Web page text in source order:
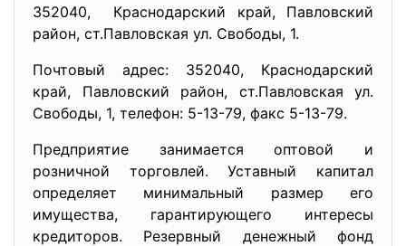
352040, Краснодарский край, Павловский
район, ст.Павловская ул. Свободы, 1.
Почтовый адрес: 352040, Краснодарский
край, Павловский район, ст.Павловская ул.
Свободы, 1, телефон: 5-13-79, факс 5-13-79.
Предприятие занимается оптовой и
розничной торговлей. Уставный капитал
определяет минимальный размер его
имущества, гарантирующего интересы
кредиторов. Резервный денежный фонд